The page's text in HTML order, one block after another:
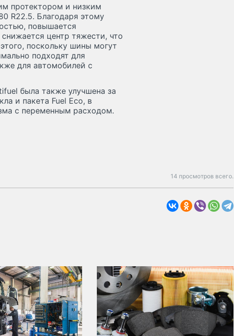
протектором и низким
R22.5. Благодаря этому
повышается
центр тяжести, что
поскольку шины могут
подходят для
для автомобилей с
была также улучшена за
и пакета Fuel Eco, в
с переменным расходом.
14 просмотров всего.